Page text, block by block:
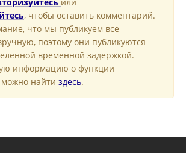
, чтобы оставить комментарий.
что мы публикуем все
поэтому они публикуются
временной задержкой.
информацию о функции
найти здесь.